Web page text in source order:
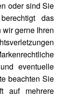
oder sind Sie
das
gerne Ihren
eventuelle
beachten Sie
auf mehrere